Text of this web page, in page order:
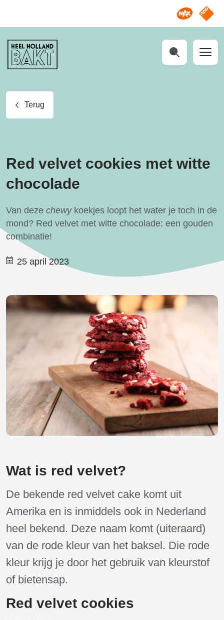
Omroep
NPO
Heel
Holland
Bakt
Terug
Red velvet cookies met witte
chocolade
Van deze chewykoekjes loopt het water je toch in de
mond? Red velvet met witte chocolade: een gouden
combinatie!
25 april 2023
Wat is red velvet?
De bekende red velvet cake komt uit
Amerika en is inmiddels ook in Nederland
heel bekend. Deze naam komt (uiteraard)
van de rode kleur van het baksel. Die rode
kleur krijg je door het gebruik van kleurstof
of bietensap.
Red velvet cookies